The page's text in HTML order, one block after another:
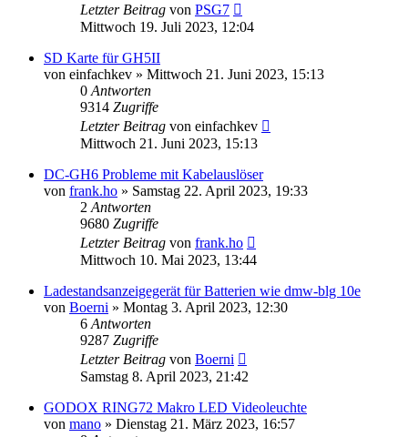
Letzter Beitrag von PSG7
Mittwoch 19. Juli 2023, 12:04
SD Karte für GH5II
von einfachkev » Mittwoch 21. Juni 2023, 15:13
0 Antworten
9314 Zugriffe
Letzter Beitrag von einfachkev
Mittwoch 21. Juni 2023, 15:13
DC-GH6 Probleme mit Kabelauslöser
von frank.ho » Samstag 22. April 2023, 19:33
2 Antworten
9680 Zugriffe
Letzter Beitrag von frank.ho
Mittwoch 10. Mai 2023, 13:44
Ladestandsanzeigegerät für Batterien wie dmw-blg 10e
von Boerni » Montag 3. April 2023, 12:30
6 Antworten
9287 Zugriffe
Letzter Beitrag von Boerni
Samstag 8. April 2023, 21:42
GODOX RING72 Makro LED Videoleuchte
von mano » Dienstag 21. März 2023, 16:57